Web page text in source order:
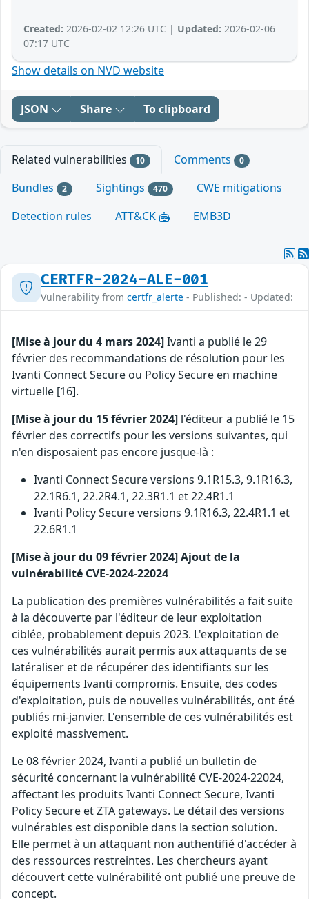
Created: 2026-02-02 12:26 UTC | Updated: 2026-02-06
07:17 UTC
Show details on NVD website
JSON Share To clipboard
Related vulnerabilities 10 Comments 0
Bundles 2 Sightings 470
CWE mitigations
Detection rules
ATT&CK EMB3D
CERTFR-2024-ALE-001
Vulnerability from certfr_alerte - Published: - Updated:
[Mise à jour du 4 mars 2024]Ivanti a publié le 29
février des recommandations de résolution pour les
Ivanti Connect Secure ou Policy Secure en machine
virtuelle [16].
[Mise à jour du 15 février 2024] l'éditeur a publié le 15
février des correctifs pour les versions suivantes, qui
n'en disposaient pas encore jusque-là :
Ivanti Connect Secure versions 9.1R15.3, 9.1R16.3,
22.1R6.1, 22.2R4.1, 22.3R1.1 et 22.4R1.1
Ivanti Policy Secure versions 9.1R16.3, 22.4R1.1 et
22.6R1.1
[Mise à jour du 09 février 2024] Ajout de la
vulnérabilité CVE-2024-22024
La publication des premières vulnérabilités a fait suite
à la découverte par l'éditeur de leur exploitation
ciblée, probablement depuis 2023. L'exploitation de
ces vulnérabilités aurait permis aux attaquants de se
latéraliser et de récupérer des identifiants sur les
équipements Ivanti compromis. Ensuite, des codes
d'exploitation, puis de nouvelles vulnérabilités, ont été
publiés mi-janvier. L'ensemble de ces vulnérabilités est
exploité massivement.
Le 08 février 2024, Ivanti a publié un bulletin de
sécurité concernant la vulnérabilité CVE-2024-22024,
affectant les produits Ivanti Connect Secure, Ivanti
Policy Secure et ZTA gateways. Le détail des versions
vulnérables est disponible dans la section solution.
Elle permet à un attaquant non authentifié d'accéder à
des ressources restreintes. Les chercheurs ayant
découvert cette vulnérabilité ont publié une preuve de
concept.